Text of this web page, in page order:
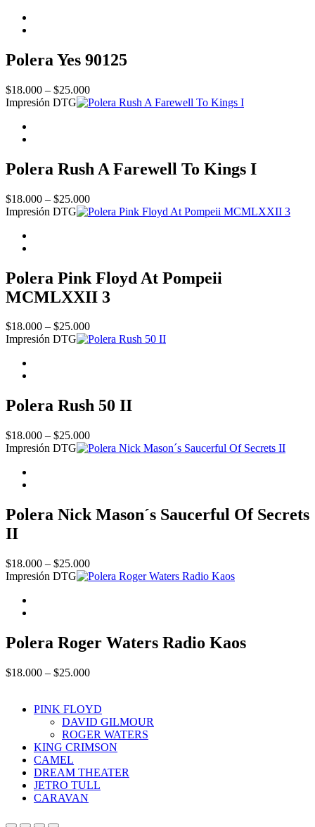
Polera Yes 90125
$18.000 – $25.000Price
range:
Impresión DTG
Polera Rush A Farewell To Kings I
$18.000 – $25.000Price
range:
Impresión DTG
Polera Pink Floyd At Pompeii
MCMLXXII 3
$18.000 – $25.000Price
range:
Impresión DTG
Polera Rush 50 II
$18.000 – $25.000Price
range:
Impresión DTG
Polera Nick Mason´s Saucerful Of Secrets
II
$18.000 – $25.000Price
range:
Impresión DTG
Polera Roger Waters Radio Kaos
$18.000 – $25.000Price
through
$25.000
PINK FLOYD
DAVID GILMOUR
ROGER WATERS
KING CRIMSON
CAMEL
DREAM THEATER
JETRO TULL
CARAVAN